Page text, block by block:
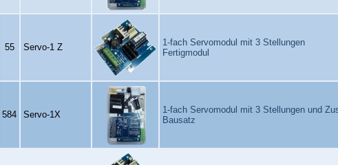
55 Servo‑1 Z
1-fach Servomodul mit 3 Stellungen
Fertigmodul
584 Servo‑1X
1-fach Servomodul mit 3 Stellungen und
Bausatz